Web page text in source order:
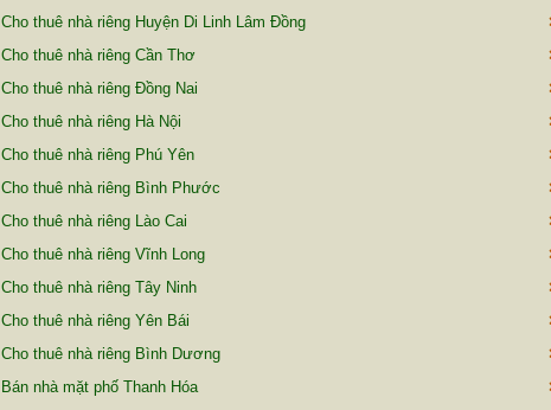
Cho thuê nhà riêng Huyện Di Linh Lâm Đồng
Cho thuê nhà riêng Cần Thơ
Cho thuê nhà riêng Đồng Nai
Cho thuê nhà riêng Hà Nội
Cho thuê nhà riêng Phú Yên
Cho thuê nhà riêng Bình Phước
Cho thuê nhà riêng Lào Cai
Cho thuê nhà riêng Vĩnh Long
Cho thuê nhà riêng Tây Ninh
Cho thuê nhà riêng Yên Bái
Cho thuê nhà riêng Bình Dương
Bán nhà mặt phố Thanh Hóa